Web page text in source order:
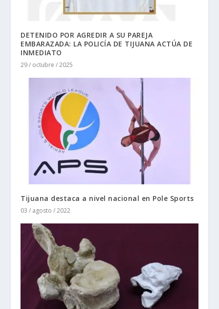
DETENIDO POR AGREDIR A SU PAREJA
EMBARAZADA: LA POLICÍA DE TIJUANA ACTÚA DE
INMEDIATO
29 / octubre / 2025
Tijuana destaca a nivel nacional en Pole Sports
03 / agosto / 2022